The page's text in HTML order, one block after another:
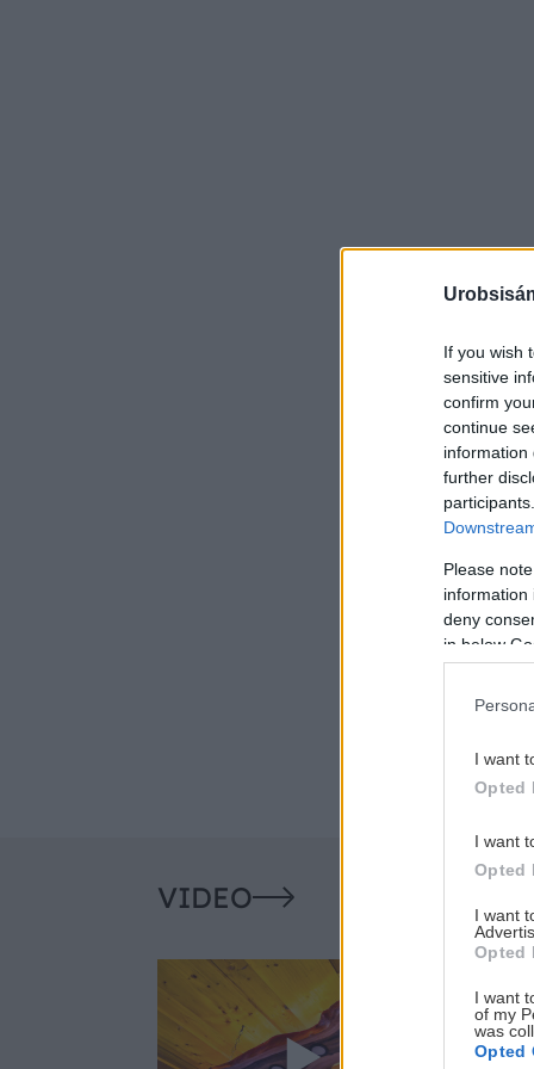
If you wish
sensitive
confirm
continue
information
further
Please
information
deny
in below
I want
Opted
I want
Opted
I want
Opted
I want
of my
was
Opted
VIDEO